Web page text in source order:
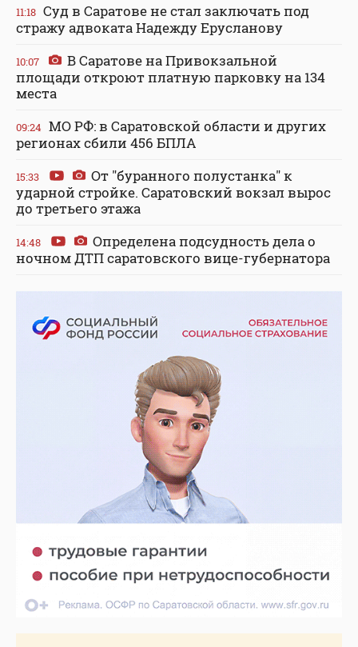
11:18 Суд в Саратове не стал заключать под
стражу адвоката Надежду Ерусланову
10:07
В Саратове на Привокзальной
площади откроют платную парковку на 134
места
09:24 МО РФ: в Саратовской области и других
регионах сбили 456 БПЛА
15:33
От "буранного полустанка" к
ударной стройке. Саратовский вокзал вырос
до третьего этажа
14:48
Определена подсудность дела о
ночном ДТП саратовского вице-губернатора